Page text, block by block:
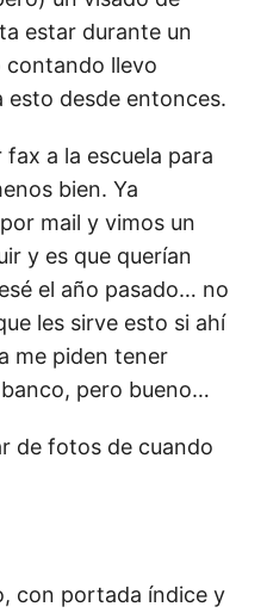
estar durante un
contando llevo
esto desde entonces.
a la escuela para
bien. Ya
mail y vimos un
y es que querían
el año pasado… no
les sirve esto si ahí
me piden tener
pero bueno…
de fotos de cuando
con portada índice y